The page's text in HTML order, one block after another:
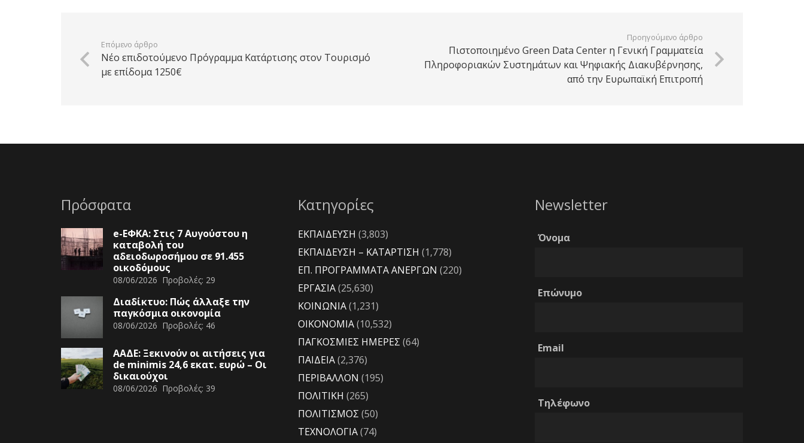
Επόμενο άρθρο
Νέο επιδοτούμενο Πρόγραμμα Κατάρτισης στον Τουρισμό
με επίδομα 1250€
Προηγούμενο άρθρο
Πιστοποιημένο Green Data Center η Γενική Γραμματεία
Πληροφοριακών Συστημάτων και Ψηφιακής Διακυβέρνησης,
από την Ευρωπαϊκή Επιτροπή
Πρόσφατα
e-ΕΦΚΑ: Στις 7 Αυγούστου η
καταβολή του
αδειοδωροσήμου σε 91.455
οικοδόμους
08/06/2026 Προβολές: 29
Διαδίκτυο: Πώς άλλαξε την
παγκόσμια οικονομία
08/06/2026 Προβολές: 46
ΑΑΔΕ: Ξεκινούν οι αιτήσεις για
de minimis 24,6 εκατ. ευρώ – Οι
δικαιούχοι
08/06/2026 Προβολές: 39
Κατηγορίες
ΕΚΠΑΙΔΕΥΣΗ (3,803)
ΕΚΠΑΙΔΕΥΣΗ – ΚΑΤΑΡΤΙΣΗ (1,778)
ΕΠ. ΠΡΟΓΡΑΜΜΑΤΑ ΑΝΕΡΓΩΝ (220)
ΕΡΓΑΣΙΑ(25,630)
ΚΟΙΝΩΝΙΑ(1,231)
ΟΙΚΟΝΟΜΙΑ(10,532)
ΠΑΓΚΟΣΜΙΕΣ ΗΜΕΡΕΣ (64)
ΠΑΙΔΕΙΑ(2,376)
ΠΕΡΙΒΑΛΛΟΝ (195)
ΠΟΛΙΤΙΚΗ (265)
ΠΟΛΙΤΙΣΜΟΣ (50)
ΤΕΧΝΟΛΟΓΙΑ(74)
Newsletter
Όνομα
Επώνυμο
Email
Τηλέφωνο